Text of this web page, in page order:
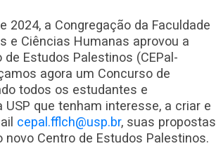
2024, a Congregação da Faculdade
e Ciências Humanas aprovou a
Estudos Palestinos (CEPal-
agora um Concurso de
todos os estudantes e
USP que tenham interesse, a criar e
cepal.fflch@usp.br, suas propostas
novo Centro de Estudos Palestinos.